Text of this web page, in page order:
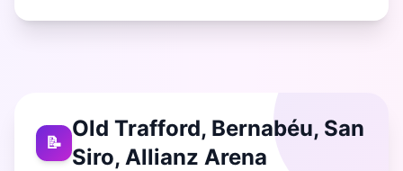
📝
Old Trafford, Bernabéu, San
Siro, Allianz Arena